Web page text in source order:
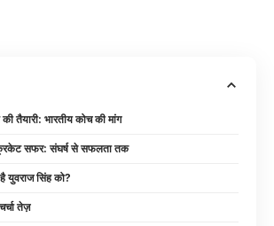
तैयारी: भारतीय कोच की मांग
सफर: संघर्ष से सफलता तक
युवराज सिंह को?
तेज़